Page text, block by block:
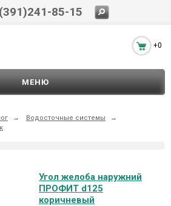
85-15
+0
МЕНЮ
→ Водосточные системы
→
Угол желоба наружний
ПРОФИТ d125
коричневый